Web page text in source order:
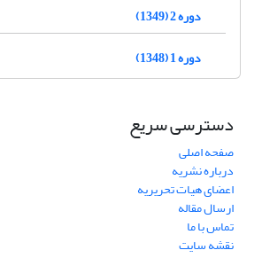
دوره 2 (1349)
دوره 1 (1348)
دسترسی سریع
صفحه اصلی
درباره نشریه
اعضای هیات تحریریه
ارسال مقاله
تماس با ما
نقشه سایت